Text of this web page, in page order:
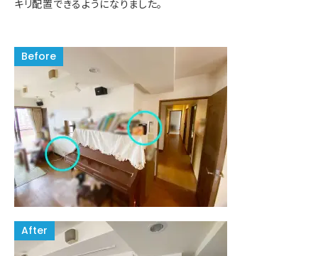
キリ配置できるようになりました。